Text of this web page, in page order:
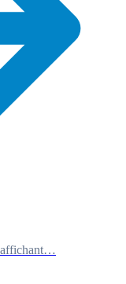
affichant…